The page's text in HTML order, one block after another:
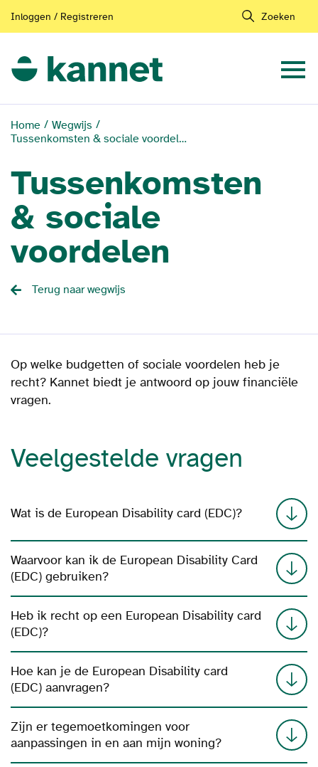
Inloggen / Registreren Zoeken
Home
Wegwijs
Tussenkomsten & sociale voordelen
Tussenkomsten
& sociale
voordelen
Terug naar wegwijs
Op welke budgetten of sociale voordelen heb je
recht? Kannet biedt je antwoord op jouw financiële
vragen.
Veelgestelde vragen
Wat is de European Disability card (EDC)?
Waarvoor kan ik de European Disability Card
(EDC) gebruiken?
Heb ik recht op een European Disability card
(EDC)?
Hoe kan je de European Disability card
(EDC) aanvragen?
Zijn er tegemoetkomingen voor
aanpassingen in en aan mijn woning?